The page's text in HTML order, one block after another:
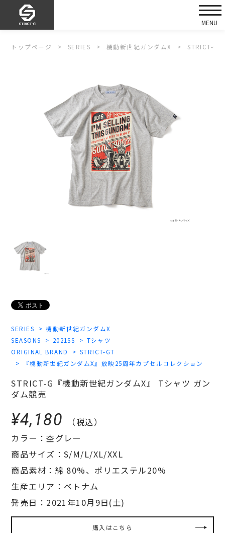
トップページ SERIES 機動新世紀ガンダムX STRICT-G
SERIES
機動新世紀ガンダムX
SEASONS
2021SS
Tシャツ
ORIGINAL BRAND
STRICT-GT
『機動新世紀ガンダムX』放映25周年カプセルコレクション
STRICT-G『機動新世紀ガンダムX』 Tシャツ ガン
ダム競売
¥4,180
（税込）
カラー：杢グレー
商品サイズ：S/M/L/XL/XXL
商品素材：綿 80%、ポリエステル20%
生産エリア：ベトナム
発売日：2021年10月9日(土)
購入はこちら